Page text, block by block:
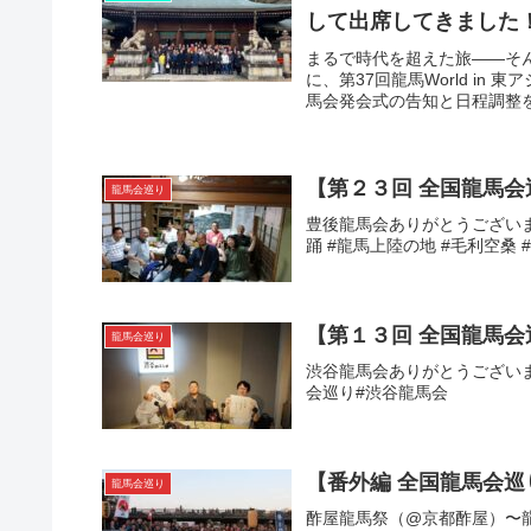
して出席してきました
まるで時代を超えた旅――そ
に、第37回龍馬World in 東
馬会発会式の告知と日程調整
龍馬会巡り 【第２３回 全国龍馬
豊後龍馬会ありがとうござ
踊 #龍馬上陸の地 #毛利空桑
龍馬会巡り 【第１３回 全国龍馬
渋谷龍馬会ありがとうござい
会巡り#渋谷龍馬会
龍馬会巡り 【番外編 全国龍馬会
酢屋龍馬祭（@京都酢屋）〜